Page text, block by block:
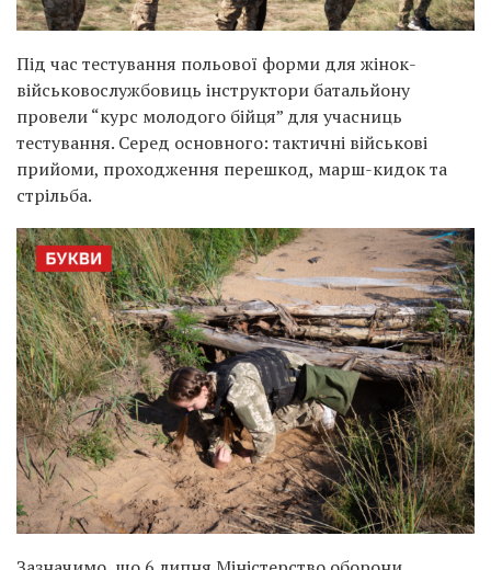
Під час тестування польової форми для жінок-
військовослужбовиць інструктори батальйону
провели “курс молодого бійця” для учасниць
тестування. Серед основного: тактичні військові
прийоми, проходження перешкод, марш-кидок та
стрільба.